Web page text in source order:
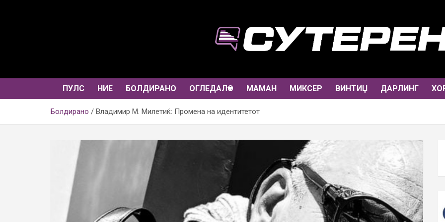
ПУЛС НИЕ БОЛДИРАНО ОГЛЕДАЛО МАМАН МИКСЕР ВИНТИЏ ДАРЛИНГ
Болдирано Владимир М. Милетиќ: Промена на идентитетот